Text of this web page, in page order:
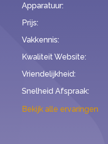
Apparatuur:
Prijs:
Vakkennis:
Kwaliteit Website:
Vriendelijkheid:
Snelheid Afspraak:
Bekijk alle ervaringen